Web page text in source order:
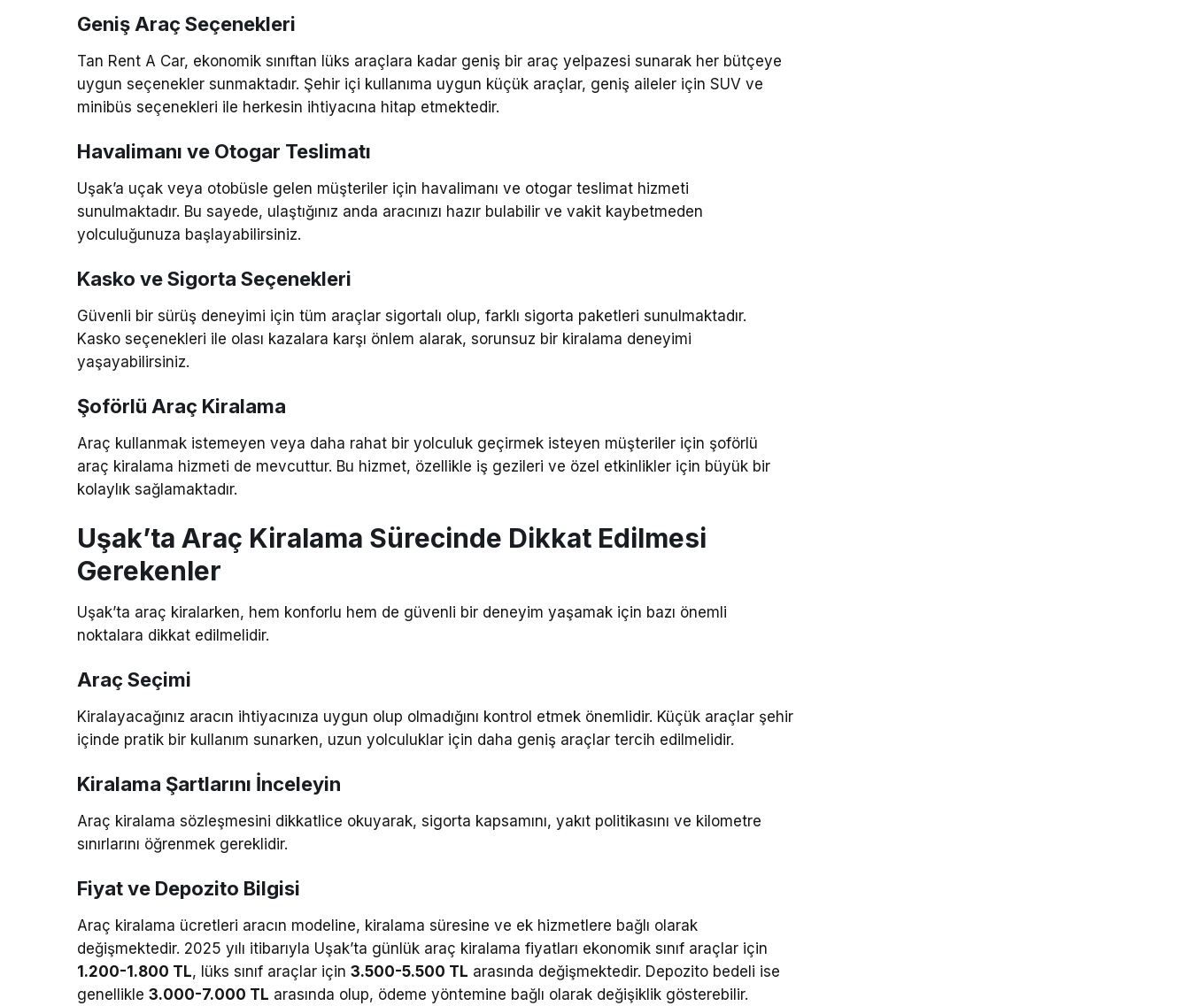
Geniş Araç Seçenekleri
Tan Rent A Car, ekonomik sınıftan lüks araçlara kadar geniş bir araç yelpazesi sunarak her bütçeye
uygun seçenekler sunmaktadır. Şehir içi kullanıma uygun küçük araçlar, geniş aileler için SUV ve
minibüs seçenekleri ile herkesin ihtiyacına hitap etmektedir.
Havalimanı ve Otogar Teslimatı
Uşak’a uçak veya otobüsle gelen müşteriler için havalimanı ve otogar teslimat hizmeti
sunulmaktadır. Bu sayede, ulaştığınız anda aracınızı hazır bulabilir ve vakit kaybetmeden
yolculuğunuza başlayabilirsiniz.
Kasko ve Sigorta Seçenekleri
Güvenli bir sürüş deneyimi için tüm araçlar sigortalı olup, farklı sigorta paketleri sunulmaktadır.
Kasko seçenekleri ile olası kazalara karşı önlem alarak, sorunsuz bir kiralama deneyimi
yaşayabilirsiniz.
Şoförlü Araç Kiralama
Araç kullanmak istemeyen veya daha rahat bir yolculuk geçirmek isteyen müşteriler için şoförlü
araç kiralama hizmeti de mevcuttur. Bu hizmet, özellikle iş gezileri ve özel etkinlikler için büyük bir
kolaylık sağlamaktadır.
Uşak’ta Araç Kiralama Sürecinde Dikkat Edilmesi
Gerekenler
Uşak’ta araç kiralarken, hem konforlu hem de güvenli bir deneyim yaşamak için bazı önemli
noktalara dikkat edilmelidir.
Araç Seçimi
Kiralayacağınız aracın ihtiyacınıza uygun olup olmadığını kontrol etmek önemlidir. Küçük araçlar şehir
içinde pratik bir kullanım sunarken, uzun yolculuklar için daha geniş araçlar tercih edilmelidir.
Kiralama Şartlarını İnceleyin
Araç kiralama sözleşmesini dikkatlice okuyarak, sigorta kapsamını, yakıt politikasını ve kilometre
sınırlarını öğrenmek gereklidir.
Fiyat ve Depozito Bilgisi
Araç kiralama ücretleri aracın modeline, kiralama süresine ve ek hizmetlere bağlı olarak
değişmektedir. 2025 yılı itibarıyla Uşak’ta günlük araç kiralama fiyatları ekonomik sınıf araçlar için
1.200-1.800 TL, lüks sınıf araçlar için3.500-5.500 TL arasında değişmektedir. Depozito bedeli ise
genellikle3.000-7.000 TL arasında olup, ödeme yöntemine bağlı olarak değişiklik gösterebilir.